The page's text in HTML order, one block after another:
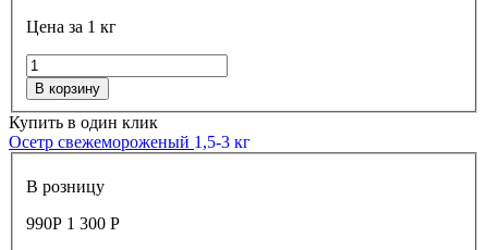
Цена за 1 кг
В корзину
Купить в один клик
Осетр свежемороженый 1,5-3 кг
В розницу
990Р 1 300 Р